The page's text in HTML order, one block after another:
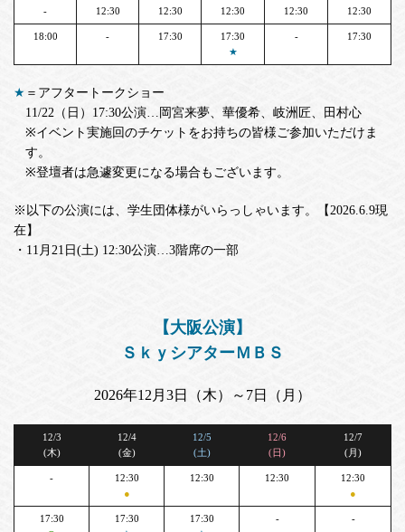
- 12:30 12:30 12:30 12:30 12:30
18:00 - 17:30
17:30
★
- 17:30
★ ＝アフタートークショー
11/22（日）17:30公演…岡宮来夢、華優希、岐洲匠、田村心
※イベント実施回のチケットをお持ちの皆様ご参加いただけま
す。
※登壇者は急遽変更になる場合もございます。
※以下の公演には、学生団体様がいらっしゃいます。【2026.6.9現
在】
・11月21日(土) 12:30公演…3階席の一部
【大阪公演】
ＳｋｙシアターＭＢＳ
2026年12月3日（木）～7日（月）
12/3
(木)
12/4
(金)
12/5
(土)
12/6
(日)
12/7
(月)
-
12:30
●
12:30 12:30
12:30
●
17:30
17:30
17:30
- -